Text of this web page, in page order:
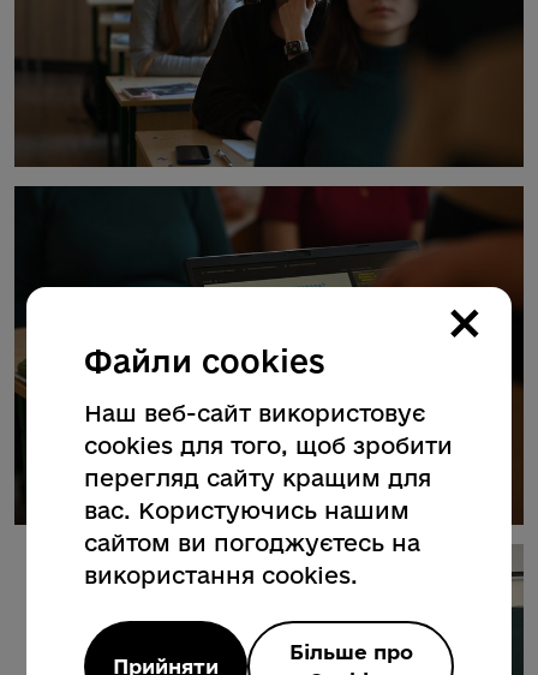
×
Файли cookies
Наш веб-сайт використовує
cookies для того, щоб зробити
перегляд сайту кращим для
вас. Користуючись нашим
сайтом ви погоджуєтесь на
використання cookies.
Прийняти
Більше про